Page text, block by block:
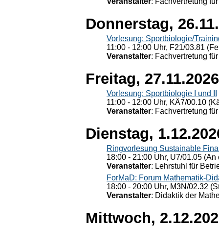
Donnerstag,
Vorlesung: Sportbiologie/
11:00 - 12:00 Uhr, F21/03.81
Veranstalter: Fachvertretung
Freitag, 27.11.2026
Vorlesung: Sportbiologie I und II
11:00 - 12:00 Uhr, KÄ7/00.10
Veranstalter: Fachvertretung
Dienstag,
Ringvorlesung Sustainable
18:00 - 21:00 Uhr, U7/01.05
Veranstalter: Lehrstuhl für
ForMaD: Forum Mathematik-
18:00 - 20:00 Uhr, M3N/02.32
Veranstalter: Didaktik der
Mittwoch,